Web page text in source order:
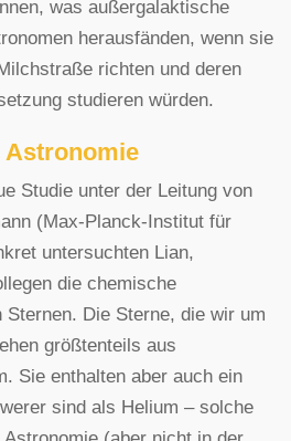
was außergalaktische
herausfänden, wenn sie
richten und deren
studieren würden.
Astronomie
Studie unter der Leitung von
(Max-Planck-Institut für
untersuchten Lian,
die chemische
Die Sterne, die wir um
größtenteils aus
Sie enthalten aber auch ein
sind als Helium – solche